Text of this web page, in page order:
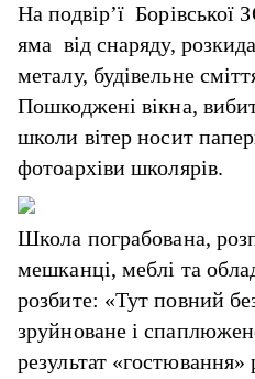
На подвір’ї
яма від снаряду,
металу, будівельне
Пошкоджені вікна,
школи вітер носит
фотоархіви школярів.
Школа пограбована,
мешканці, меблі та
розбите: «Тут повний
зруйноване і
результат «гостювання»